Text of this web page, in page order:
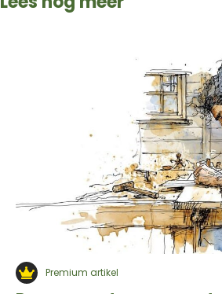
Premium artikel